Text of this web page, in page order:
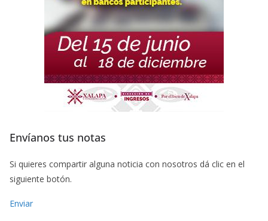
Envíanos tus notas
Si quieres compartir alguna noticia con nosotros dá clic en el
siguiente botón.
Enviar